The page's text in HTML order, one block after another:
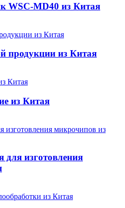
WSC-MD40 из Китая
продукции из Китая
из Китая
для изготовления